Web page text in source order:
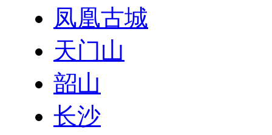
凤凰古城
天门山
韶山
长沙